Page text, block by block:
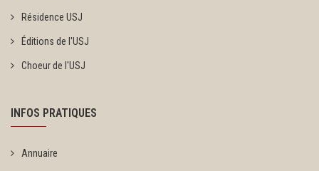
Résidence USJ
Éditions de l'USJ
Choeur de l'USJ
INFOS PRATIQUES
Annuaire